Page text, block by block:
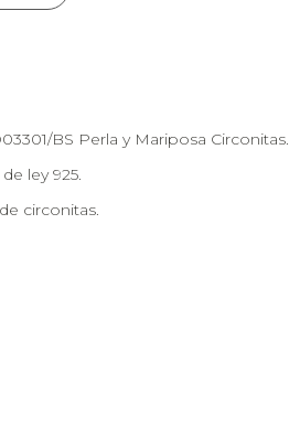
BS Perla y Mariposa Circonitas.
ley 925.
circonitas.